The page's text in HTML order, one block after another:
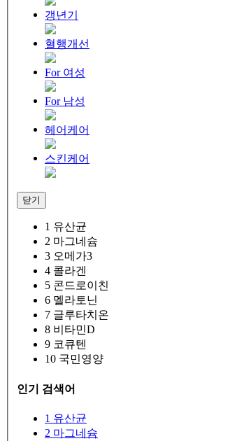
갱년기
혈행개선
For 여성
For 남성
헤어케어
스킨케어
닫기
1 유산균
2 마그네슘
3 오메가3
4 콜라겐
5 콘드로이친
6 멜라토닌
7 글루타치온
8 비타민D
9 코큐텐
10 국민영양
인기 검색어
1 유산균
2 마그네슘